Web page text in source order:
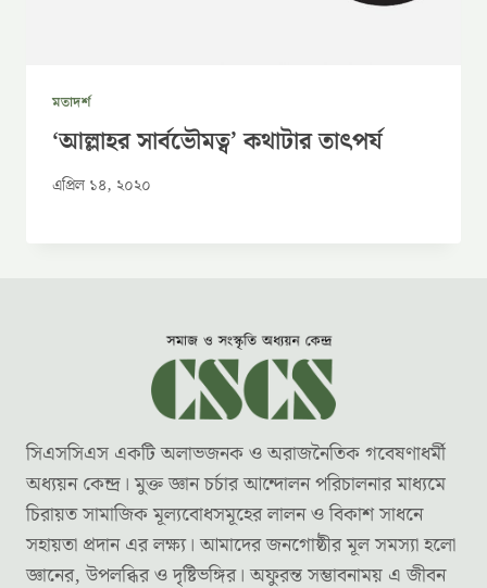
মতাদর্শ
‘আল্লাহর সার্বভৌমত্ব’ কথাটার তাৎপর্য
এপ্রিল ১৪, ২০২০
সিএসসিএস একটি অলাভজনক ও অরাজনৈতিক গবেষণাধর্মী
অধ্যয়ন কেন্দ্র। মুক্ত জ্ঞান চর্চার আন্দোলন পরিচালনার মাধ্যমে
চিরায়ত সামাজিক মূল্যবোধসমূহের লালন ও বিকাশ সাধনে
সহায়তা প্রদান এর লক্ষ্য। আমাদের জনগোষ্ঠীর মূল সমস্যা হলো
জ্ঞানের, উপলব্ধির ও দৃষ্টিভঙ্গির। অফুরন্ত সম্ভাবনাময় এ জীবন